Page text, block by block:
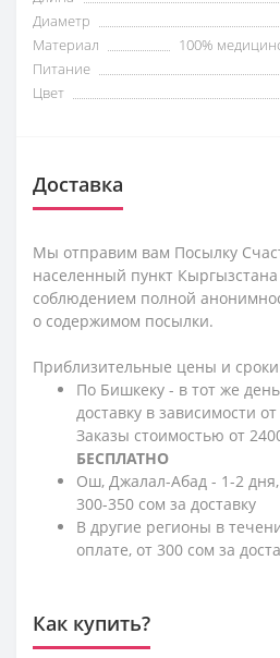
Диаметр
Материал
100%
Питание
Цвет
Доставка
Мы отправим вам Посылку
населенный пункт
соблюдением полной
о содержимом посылки.
Приблизительные цены и сроки
По Бишкеку - в тот же
доставку в зависимости
Заказы стоимостью от
БЕСПЛАТНО
Ош, Джалал-Абад - 1-2 дня,
300-350 сом за доставку
В другие регионы в
оплате, от 300 сом за
Как купить?